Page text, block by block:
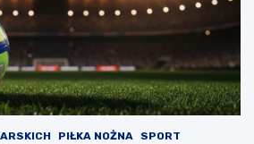
PIŁKA NOŻNA
SPORT